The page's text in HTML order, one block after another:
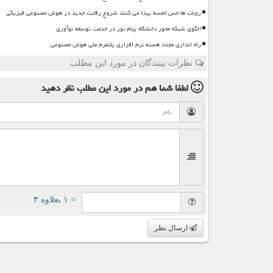
روبات ها حس لامسه پیدا می کنند شروع رقابت جدید در هوش مصنوعی فیزیکی
الگوی شبکه محور دانشگاه پیام نور در خدمت توسعه نوآوری
راه اندازی مجدد هسته نرم افزاری پلتفرم ملی هوش مصنوعی
نظرات بینندگان در مورد این مطلب
لطفا شما همدر مورد این مطلبنظر دهید
= ۱ بعلاوه ۳
ارسال نظر